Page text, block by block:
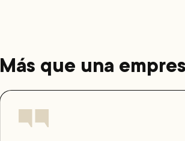
Más que una